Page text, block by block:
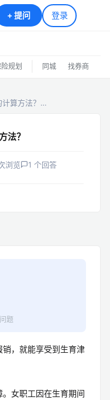
+提问 登录
规划 同城 找券商
计算方法？…
法？
浏览 1 个回答
题
，就能享受到生育津
女职工因在生育期间